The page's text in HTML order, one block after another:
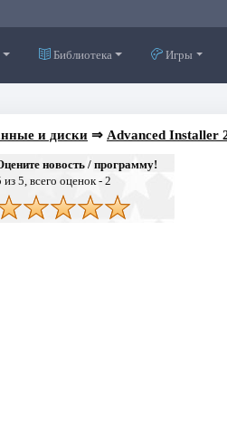
Библиотека Игры
и диски⇒ Advanced Installer
новость / программу!
из 5, всего оценок - 2